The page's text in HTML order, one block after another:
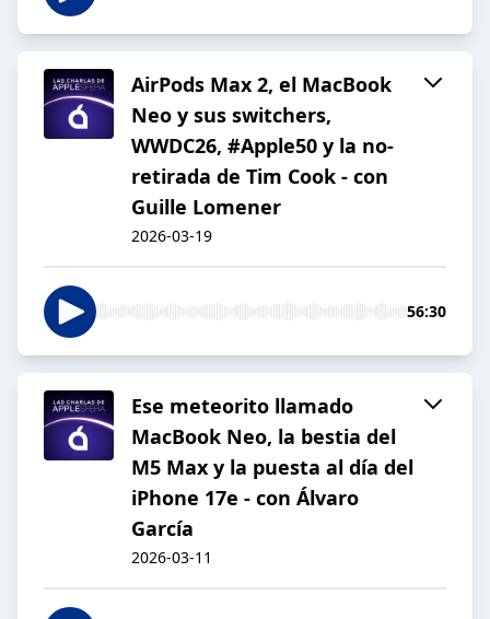
AirPods Max 2, el MacBook
Neo y sus switchers,
WWDC26, #Apple50 y la no-
retirada de Tim Cook - con
Guille Lomener
2026-03-19
56:30
Ese meteorito llamado
MacBook Neo, la bestia del
M5 Max y la puesta al día del
iPhone 17e - con Álvaro
García
2026-03-11